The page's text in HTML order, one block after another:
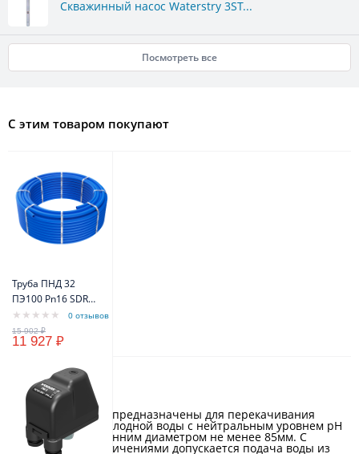
Скважинный насос Waterstry 3ST...
Посмотреть все
С этим товаром покупают
Труба ПНД 32
ПЭ100 Pn16 SDR11
(бухта 100м)
(синий цвет)
VODOS Standart
0 отзывов
11 927 ₽
Описание
Насосы серии ASP предназначены для перекачивания
чистой пресной холодной воды с нейтральным уровнем pH
из скважин внутренним диаметром не менее 85мм. С
некоторыми ограничениями допускается подача воды из